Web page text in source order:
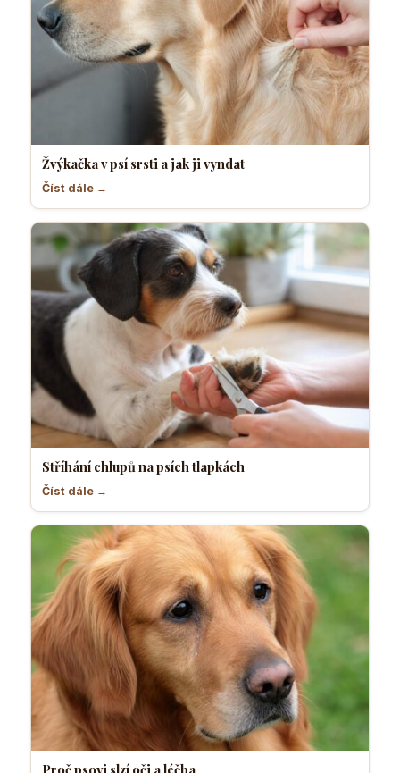
Žvýkačka v psí srsti a jak ji vyndat
Číst dále →
Stříhání chlupů na psích tlapkách
Číst dále →
Proč psovi slzí oči a léčba